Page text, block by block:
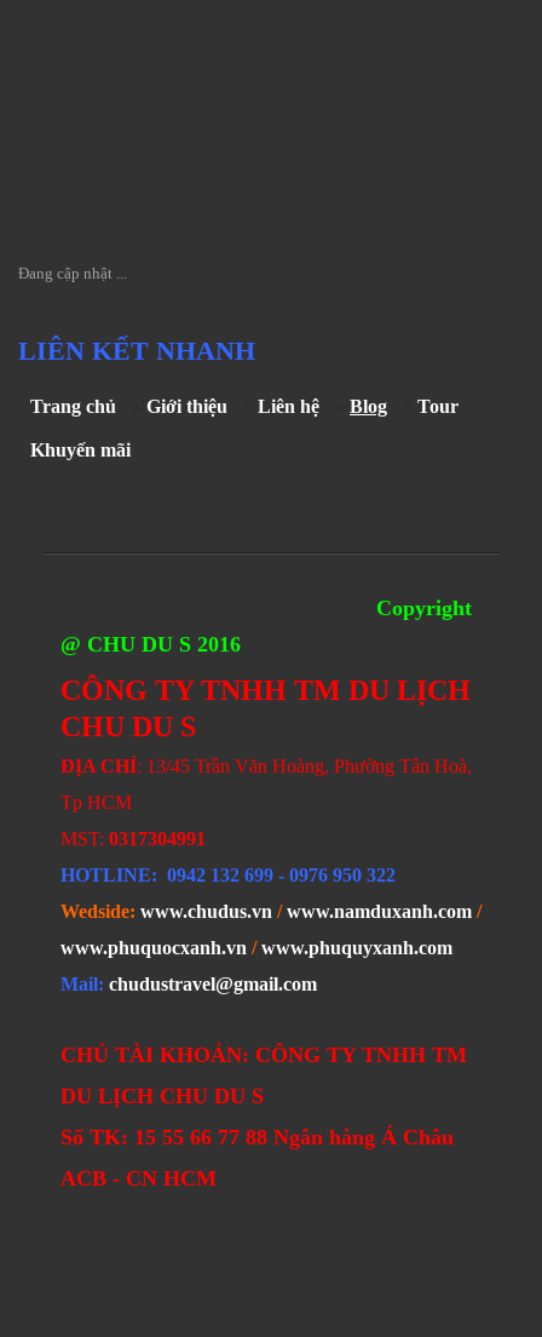
Đang cập nhật ...
LIÊN KẾT NHANH
Trang chủ Giới thiệu Liên hệ Blog Tour
Khuyến mãi
Copyright
@ CHU DU S 2016
CÔNG TY TNHH TM DU LỊCH
CHU DU S
ĐỊA CHỈ: 13/45 Trần Văn Hoàng, Phường Tân Hoà,
Tp HCM
MST: 0317304991
HOTLINE: 0942 132 699 - 0976 950 322
Wedside: www.chudus.vn /www.namduxanh.com /
www.phuquocxanh.vn /www.phuquyxanh.com
Mail: chudustravel@gmail.com
CHỦ TÀI KHOẢN: CÔNG TY TNHH TM
DU LỊCH CHU DU S
Số TK: 15 55 66 77 88 Ngân hàng Á Châu
ACB - CN HCM